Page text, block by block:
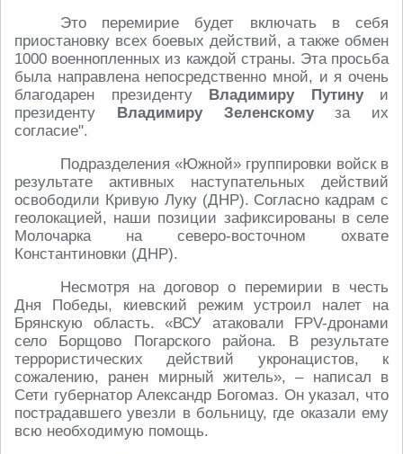
Это перемирие будет включать в себя
приостановку всех боевых действий, а также обмен
1000 военнопленных из каждой страны. Эта просьба
была направлена непосредственно мной, и я очень
благодарен президенту
Владимиру Путинуи
президенту
Владимиру Зеленскомуза их
согласие".
Подразделения «Южной» группировки войск в
результате активных наступательных действий
освободили Кривую Луку (ДНР). Согласно кадрам с
геолокацией, наши позиции зафиксированы в селе
Молочарка на северо-восточном охвате
Константиновки (ДНР).
Несмотря на договор о перемирии в честь
Дня Победы, киевский режим устроил налет на
Брянскую область. «ВСУ атаковали FPV-дронами
село Борщово Погарского района. В результате
террористических действий укронацистов, к
сожалению, ранен мирный житель», – написал в
Сети губернатор Александр Богомаз. Он указал, что
пострадавшего увезли в больницу, где оказали ему
всю необходимую помощь.